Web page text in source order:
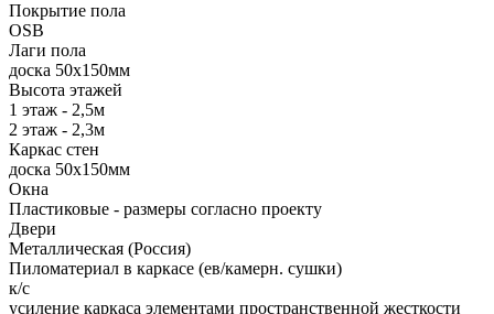
Покрытие пола
ОSB
Лаги пола
доска 50х150мм
Высота этажей
1 этаж - 2,5м
2 этаж - 2,3м
Каркас стен
доска 50х150мм
Окна
Пластиковые - размеры согласно проекту
Двери
Металлическая (Россия)
Пиломатериал в каркасе (ев/камерн. сушки)
к/с
усиление каркаса элементами пространственной жесткости